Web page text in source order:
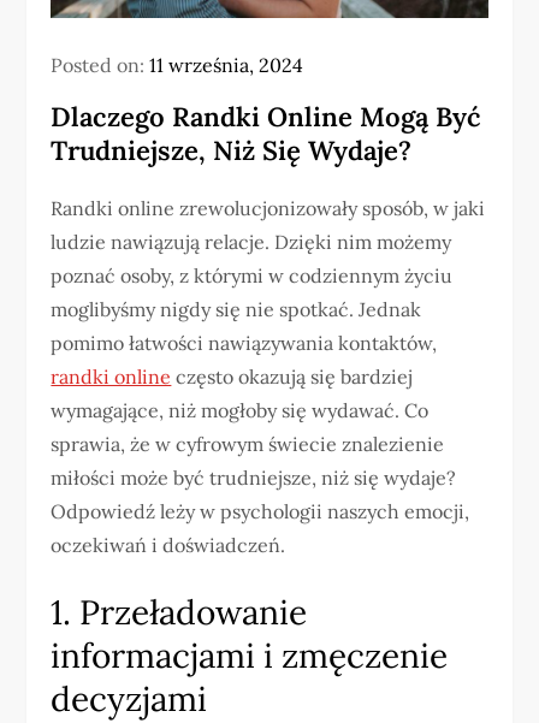
Posted on:11 września, 2024
Dlaczego Randki Online Mogą Być
Trudniejsze, Niż Się Wydaje?
Randki online zrewolucjonizowały sposób, w jaki
ludzie nawiązują relacje. Dzięki nim możemy
poznać osoby, z którymi w codziennym życiu
moglibyśmy nigdy się nie spotkać. Jednak
pomimo łatwości nawiązywania kontaktów,
randki online często okazują się bardziej
wymagające, niż mogłoby się wydawać. Co
sprawia, że w cyfrowym świecie znalezienie
miłości może być trudniejsze, niż się wydaje?
Odpowiedź leży w psychologii naszych emocji,
oczekiwań i doświadczeń.
1. Przeładowanie
informacjami i zmęczenie
decyzjami